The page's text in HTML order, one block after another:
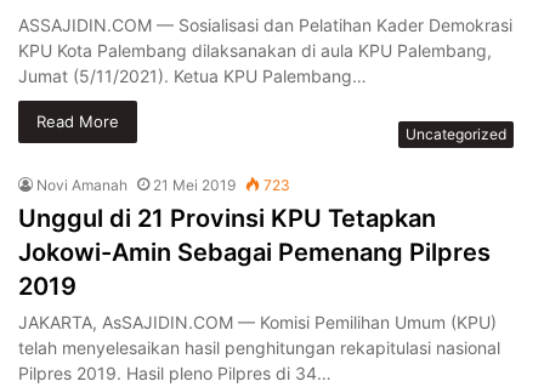
ASSAJIDIN.COM — Sosialisasi dan Pelatihan Kader Demokrasi
KPU Kota Palembang dilaksanakan di aula KPU Palembang,
Jumat (5/11/2021). Ketua KPU Palembang…
Read More
Uncategorized
Novi Amanah 21 Mei 2019 723
Unggul di 21 Provinsi KPU Tetapkan
Jokowi-Amin Sebagai Pemenang Pilpres
2019
JAKARTA, AsSAJIDIN.COM — Komisi Pemilihan Umum (KPU)
telah menyelesaikan hasil penghitungan rekapitulasi nasional
Pilpres 2019. Hasil pleno Pilpres di 34…